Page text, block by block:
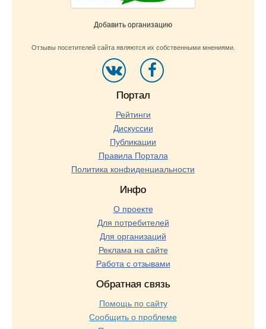
Добавить организацию
Отзывы посетителей сайта являются их собственными мнениями.
Портал
Рейтинги
Дискуссии
Публикации
Правила Портала
Политика конфиденциальности
Инфо
О проекте
Для потребителей
Для организаций
Реклама на сайте
Работа с отзывами
Обратная связь
Помощь по сайту
Сообщить о проблеме